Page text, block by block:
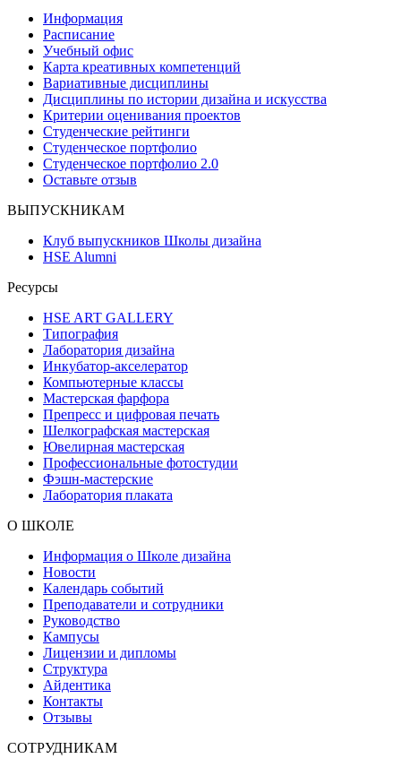
Информация
Расписание
Учебный офис
Карта креативных компетенций
Вариативные дисциплины
Дисциплины по истории дизайна и искусства
Критерии оценивания проектов
Студенческие рейтинги
Студенческое портфолио
Студенческое портфолио 2.0
Оставьте отзыв
ВЫПУСКНИКАМ
Клуб выпускников Школы дизайна
HSE Alumni
Ресурсы
HSE ART GALLERY
Типография
Лаборатория дизайна
Инкубатор-акселератор
Компьютерные классы
Мастерская фарфора
Препресс и цифровая печать
Шелкографская мастерская
Ювелирная мастерская
Профессиональные фотостудии
Фэшн-мастерские
Лаборатория плаката
О ШКОЛЕ
Информация о Школе дизайна
Новости
Календарь событий
Преподаватели и сотрудники
Руководство
Кампусы
Лицензии и дипломы
Структура
Айдентика
Контакты
Отзывы
СОТРУДНИКАМ